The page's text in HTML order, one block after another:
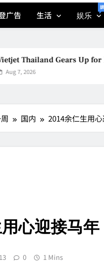
广告 生活 娱乐
Thailand Gears Up for
7, 2026
国内 2014余仁生用
心迎接马
0 1 Mins